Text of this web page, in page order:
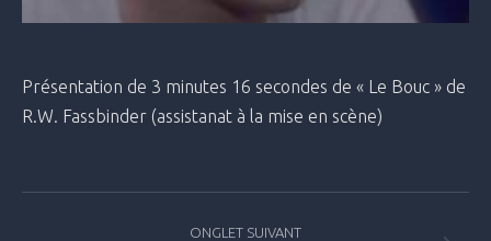
Présentation de 3 minutes 16 secondes de « Le Bouc » de
R.W. Fassbinder (assistanat à la mise en scène)
ONGLET SUIVANT